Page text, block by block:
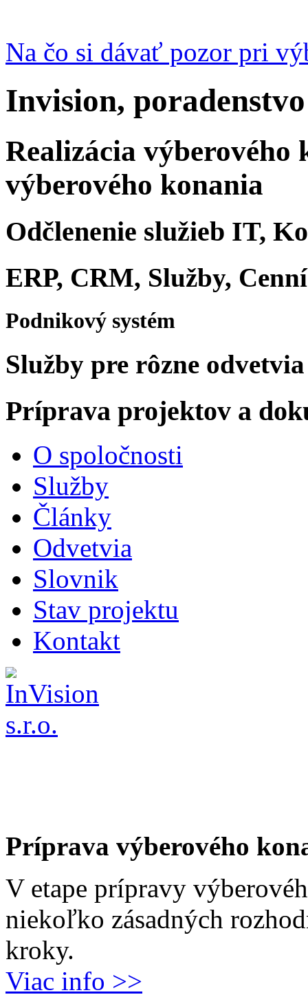
Na čo si dávať pozor pri
Invision,
Realizácia
výberového konania
Odčlenenie služieb IT,
ERP, CRM, Služby,
Podnikový systém
Služby pre rôzne odvetvia
Príprava projektov a
O spoločnosti
Služby
Články
Odvetvia
Slovnik
Stav projektu
Kontakt
Príprava výberového
V etape prípravy
niekoľko zásadných
kroky.
Viac info >>